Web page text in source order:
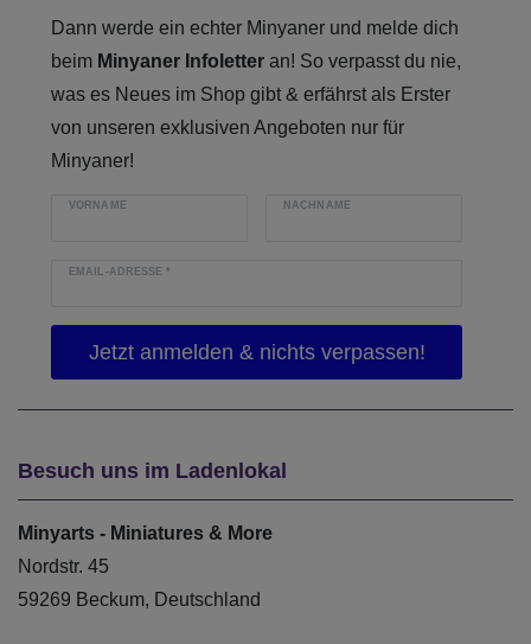
Dann werde ein echter Minyaner und melde dich
beim Minyaner Infoletter an! So verpasst du nie,
was es Neues im Shop gibt & erfährst als Erster
von unseren exklusiven Angeboten nur für
Minyaner!
VORNAME NACHNAME
EMAIL-ADRESSE*
Besuch uns im Ladenlokal
Minyarts - Miniatures & More
Nordstr. 45
59269 Beckum, Deutschland